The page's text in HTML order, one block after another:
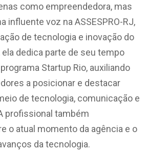
como empreendedora, mas
influente voz na ASSESPRO-RJ,
de tecnologia e inovação do
dedica parte de seu tempo
Startup Rio, auxiliando
a posicionar e destacar
de tecnologia, comunicação e
profissional também
o atual momento da agência e o
da tecnologia.